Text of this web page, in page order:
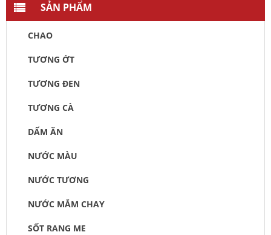
SẢN PHẨM
CHAO
TƯƠNG ỚT
TƯƠNG ĐEN
TƯƠNG CÀ
DẤM ĂN
NƯỚC MÀU
NƯỚC TƯƠNG
NƯỚC MẮM CHAY
SỐT RANG ME